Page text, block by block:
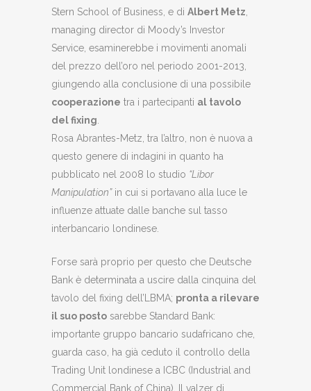
Stern School of Business, e di Albert Metz
managing director di Moody’s Investor
Service, esaminerebbe i movimenti anomali
del prezzo dell’oro nel periodo 2001-2013,
giungendo alla conclusione di una possibile
cooperazione tra i partecipanti al tavolo
del fixing
Rosa Abrantes-Metz, tra l’altro, non è nuova a
questo genere di indagini in quanto ha
pubblicato nel 2008 lo studio “Libor
Manipulation”in cui si portavano alla luce le
influenze attuate dalle banche sul tasso
interbancario londinese.
Forse sarà proprio per questo che Deutsche
Bank è determinata a uscire dalla cinquina del
tavolo del fixing dell’LBMA; pronta a rilevare
il suo posto sarebbe Standard Bank:
importante gruppo bancario sudafricano che,
guarda caso, ha già ceduto il controllo della
Trading Unit londinese a ICBC (Industrial and
Commercial Bank of China). Il valzer di